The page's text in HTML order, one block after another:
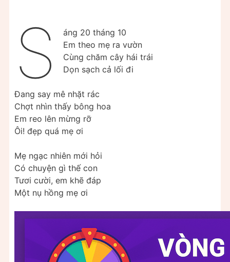
S
áng 20 tháng 10
Em theo mẹ ra vườn
Cùng chăm cây hái trái
Dọn sạch cả lối đi
Đang say mê nhặt rác
Chợt nhìn thấy bông hoa
Em reo lên mừng rỡ
Ôi! đẹp quá mẹ ơi
Mẹ ngạc nhiên mới hỏi
Có chuyện gì thế con
Tươi cười, em khẽ đáp
Một nụ hồng mẹ ơi